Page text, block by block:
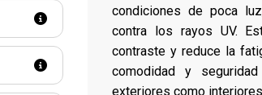
condiciones de poca
contra los rayos UV.
contraste y reduce la
comodidad y
exteriores como